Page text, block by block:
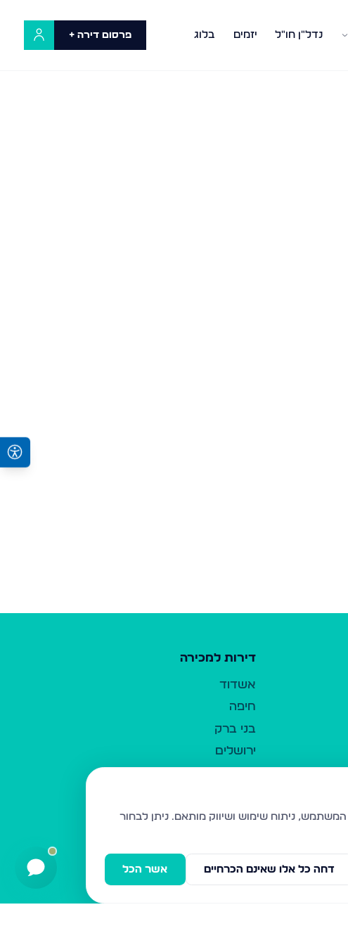
נדל"ן חו"ל יזמים בלוג פרסום דירה +
דירות למכירה
אשדוד
חיפה
בני ברק
ירושלים
בית שמש
ביתר עילית
ניתן לבחור
אשר הכל דחה כל אלו שאינם הכרחיים